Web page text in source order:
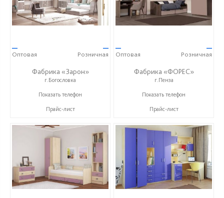
—
Оптовая
—
Розничная
Фабрика «Зарон»
г.Богословка
+7 (8412) 21-50-66
Показать телефон
Прайс-лист
—
Оптовая
—
Розничная
Фабрика «ФОРЕС»
г.Пенза
+7 (8412) 73-85-16
Показать телефон
Прайс-лист